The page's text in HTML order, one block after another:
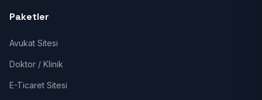
Paketler
Avukat Sitesi
Doktor / Klinik
E-Ticaret Sitesi